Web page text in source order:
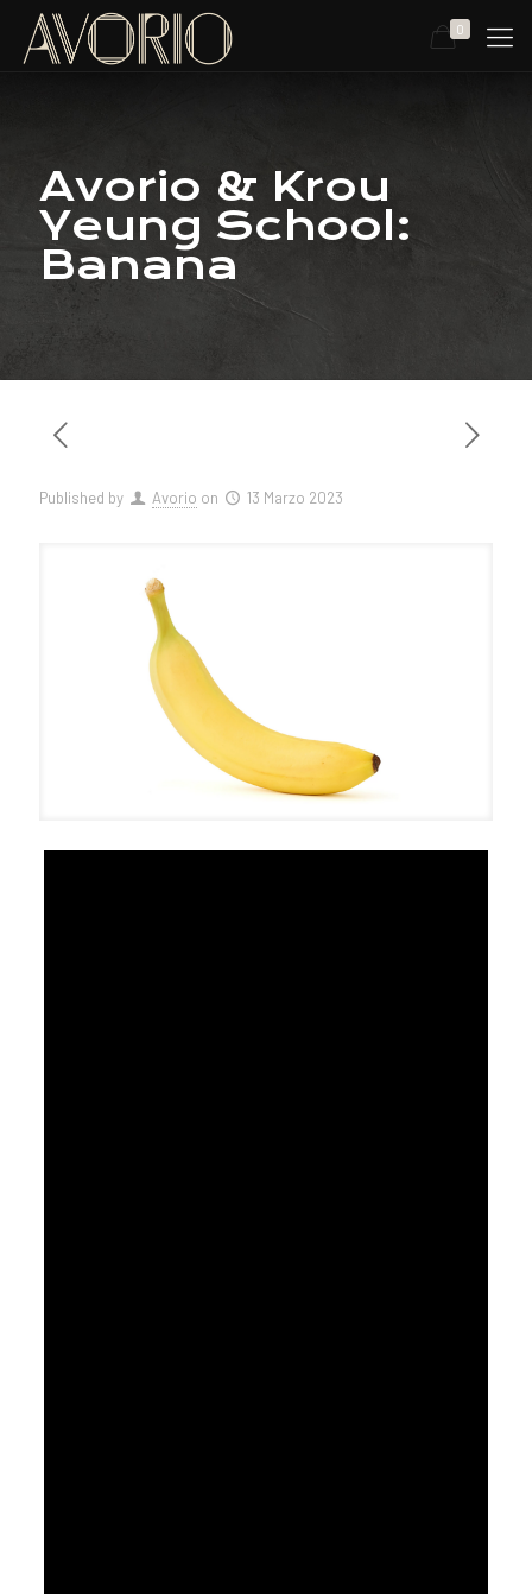
0
Avorio & Krou
Yeung School:
Banana
Published by Avorio on 13 Marzo 2023